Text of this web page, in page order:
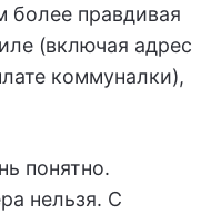
более правдивая
(включая адрес
коммуналки),
понятно.
нельзя. С